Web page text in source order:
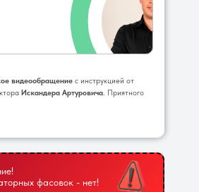
видеообращение с инструкцией от
Искандера Артуровича . Приятного
фасовок - нет!